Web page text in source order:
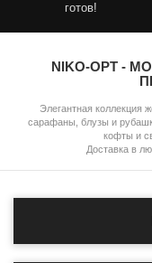
готов!
NIKO-OPT -
Элегантная
сарафаны, блузы и
кофты и
Доставка в